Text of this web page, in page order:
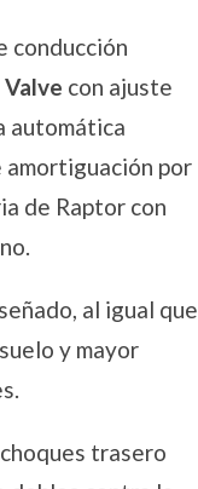
conducción
Valve con ajuste
automática
amortiguación por
de Raptor con
al igual que
y mayor
trasero